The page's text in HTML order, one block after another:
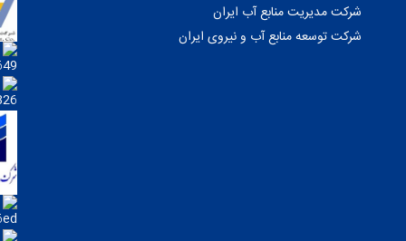
شرکت مدیریت منابع آب ایران
شرکت توسعه منابع آب و نیروی ایران